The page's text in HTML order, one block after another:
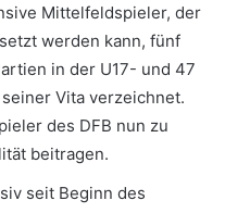
Mittelfeldspieler, der
werden kann, fünf
in der U17- und 47
Vita verzeichnet.
des DFB nun zu
beitragen.
seit Beginn des